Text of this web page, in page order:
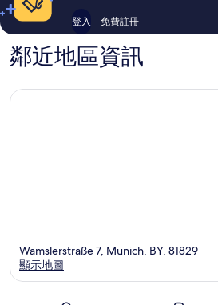
登入 免費註冊
鄰近地區資訊
Wamslerstraße 7, Munich, BY, 81829
顯示地圖